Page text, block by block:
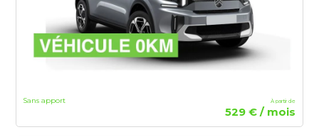
Sans apport À partir de
529 € / mois